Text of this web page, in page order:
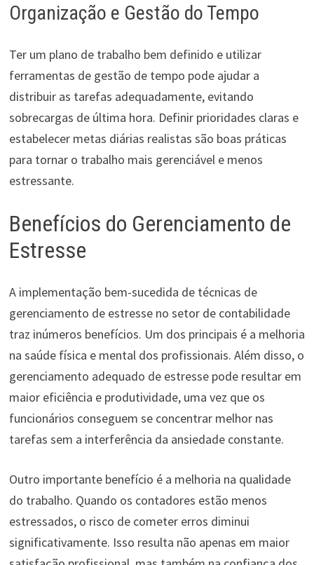
Organização e Gestão do Tempo
Ter um plano de trabalho bem definido e utilizar
ferramentas de gestão de tempo pode ajudar a
distribuir as tarefas adequadamente, evitando
sobrecargas de última hora. Definir prioridades claras e
estabelecer metas diárias realistas são boas práticas
para tornar o trabalho mais gerenciável e menos
estressante.
Benefícios do Gerenciamento de
Estresse
A implementação bem-sucedida de técnicas de
gerenciamento de estresse no setor de contabilidade
traz inúmeros benefícios. Um dos principais é a melhoria
na saúde física e mental dos profissionais. Além disso, o
gerenciamento adequado de estresse pode resultar em
maior eficiência e produtividade, uma vez que os
funcionários conseguem se concentrar melhor nas
tarefas sem a interferência da ansiedade constante.
Outro importante benefício é a melhoria na qualidade
do trabalho. Quando os contadores estão menos
estressados, o risco de cometer erros diminui
significativamente. Isso resulta não apenas em maior